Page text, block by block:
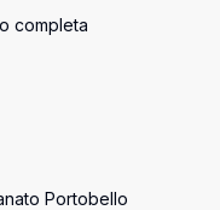
completa
Portobello